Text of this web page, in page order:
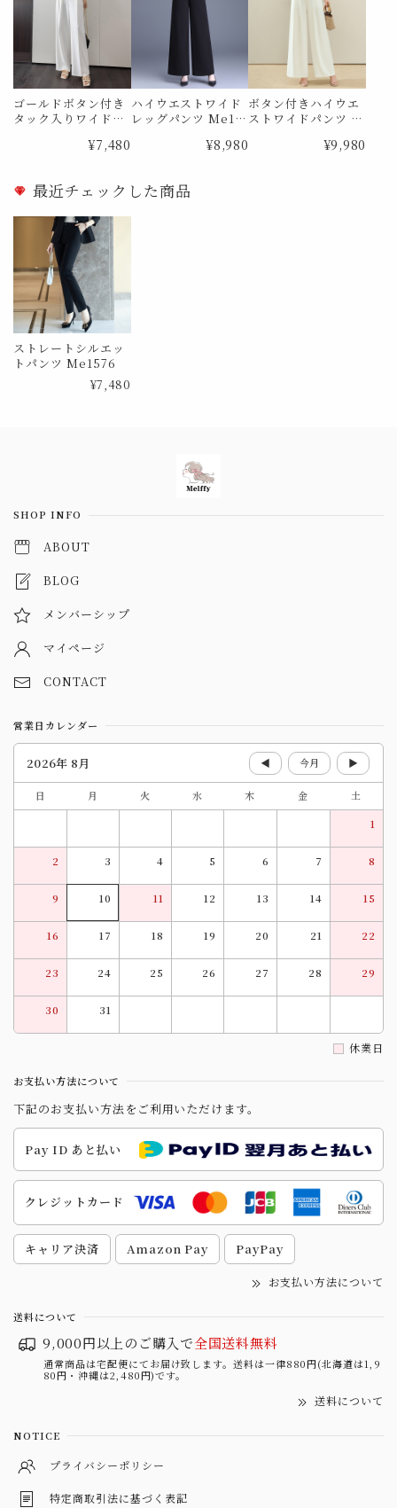
ゴールドボタン付き
タック入りワイド
¥7,480
ハイウエストワイド
レッグパンツ Me18
¥8,980
ボタン付きハイウエ
ストワイドパンツ M
¥9,980
最近チェックした商品
ストレートシルエッ
トパンツ Me1576
¥7,480
SHOP INFO
ABOUT
BLOG
メンバーシップ
マイページ
CONTACT
営業日カレンダー
2026年 8月 ◀ 今月 ▶
日 月 火 水 木 金
土
1
2 3 4 5 6 7 8
9 10 11 12 13 14 15
16 17 18 19 20 21 22
23 24 25 26 27 28 29
30 31
休業日
お支払い方法について
下記のお支払い方法をご利用いただけます。
Pay ID あと払い
クレジットカード
キャリア決済 Amazon Pay PayPay
お支払い方法について
送料について
9,000円以上のご購入で全国送料無料
通常商品は宅配便にてお届け致します。送料は一律880円(北海道は1,9
80円・沖縄は2,480円)です。
送料について
NOTICE
プライバシーポリシー
特定商取引法に基づく表記